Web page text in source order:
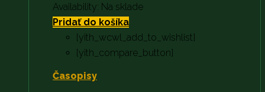
Availability: Na sklade
Pridať do košíka
[yith_wcwl_add_to_wishlist]
[yith_compare_button]
Časopisy